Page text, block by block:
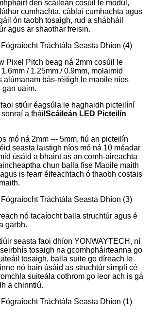
den scáileán cosúil le modúl,
cumhachta, cáblaí cumhachta agus
ón taobh tosaigh, rud a shábháil
agus ar shaothar freisin.
Pixel Pitch beag ná 2mm cosúil le
/ 1.25mm / 0.9mm, molaimid
alúmanam bás-réitigh le maoile níos
gan uaim.
stiúir éagsúla le haghaidh picteilíní
a fháil Scáileán LED Picteilín
mó ná 2mm --- 5mm, fiú an picteilín
seasta laistigh níos mó ná 10 méadar
úsáid a bhaint as an comh-aireachta
chun balla físe Maoile maith
is fearr éifeachtach ó thaobh costais
nó tacaíocht balla struchtúr agus é
garbh.
seasta faoi dhíon YONWAYTECH, ní
tosaigh na gcomhpháirteanna go
tosaigh, balla suite go díreach le
nó bain úsáid as struchtúr simplí cé
suiteála cothrom go leor ach is gá
a chinntiú.